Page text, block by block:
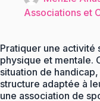
Associations et
Pratiquer une activité
physique et mentale.
situation de
structure adaptée à
une association de